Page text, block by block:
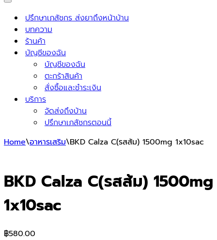
Navigation
Menu ปรึกษาเภสัชกร ส่งยาถึงหน้าบ้าน
บทความ
ร้านค้า
บัญชีของฉัน
บัญชีของฉัน
ตะกร้าสินค้า
สั่งซื้อและชำระเงิน
บริการ
จัดส่งถึงบ้าน
ปรึกษาเภสัชกรตอนนี้
Home\อาหารเสริม\BKD Calza C(รสส้ม) 1500mg 1x10sac
BKD Calza C(รสส้ม) 1500mg
1x10sac
฿580.00